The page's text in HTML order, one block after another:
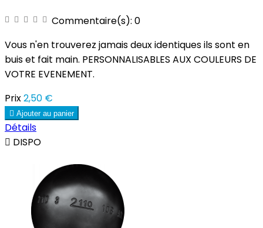
Commentaire(s): 0
Vous n'en trouverez jamais deux identiques ils sont en
buis et fait main. PERSONNALISABLES AUX COULEURS DE
VOTRE EVENEMENT.
Prix2,50 €
 Ajouter au panier
Détails
 DISPO